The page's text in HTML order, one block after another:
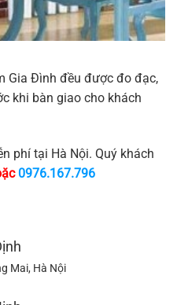
Gia Đình đều được đo đạc,
khi bàn giao cho khách
phí tại Hà Nội. Quý khách
0976.167.796
Mai, Hà Nội